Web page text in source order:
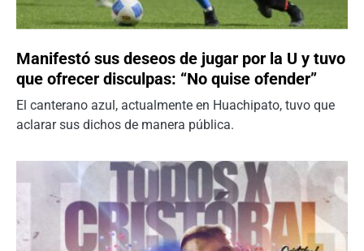
Manifestó sus deseos de jugar por la U y tuvo
que ofrecer disculpas: “No quise ofender”
El canterano azul, actualmente en Huachipato, tuvo que
aclarar sus dichos de manera pública.